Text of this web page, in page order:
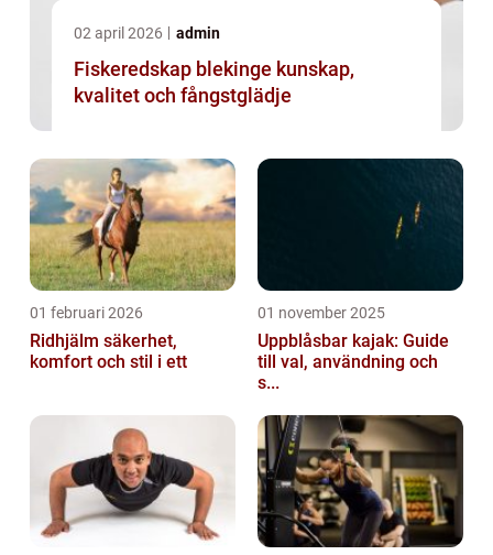
02 april 2026 admin
Fiskeredskap blekinge kunskap,
kvalitet och fångstglädje
01 februari 2026
Ridhjälm säkerhet,
komfort och stil i ett
01 november 2025
Uppblåsbar kajak: Guide
till val, användning och
s...